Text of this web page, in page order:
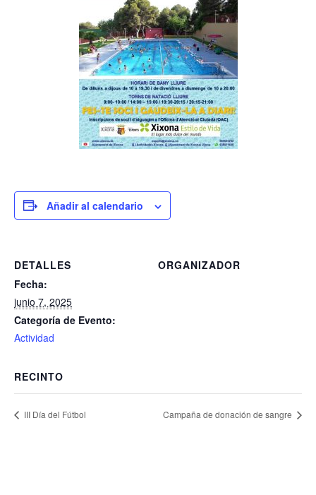
Añadir al calendario
DETALLES
Fecha:
junio 7, 2025
Categoría de Evento:
Actividad
ORGANIZADOR
RECINTO
III Día del Fútbol Campaña de donación de sangre